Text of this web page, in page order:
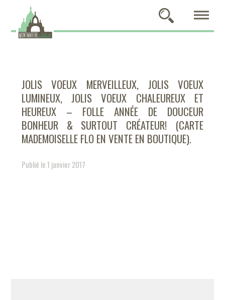
JOLIS VOEUX MERVEILLEUX, JOLIS VOEUX
LUMINEUX, JOLIS VOEUX CHALEUREUX ET
HEUREUX – FOLLE ANNÉE DE DOUCEUR
BONHEUR & SURTOUT CRÉATEUR! (CARTE
MADEMOISELLE FLO EN VENTE EN BOUTIQUE).
Publié le 1 janvier 2017